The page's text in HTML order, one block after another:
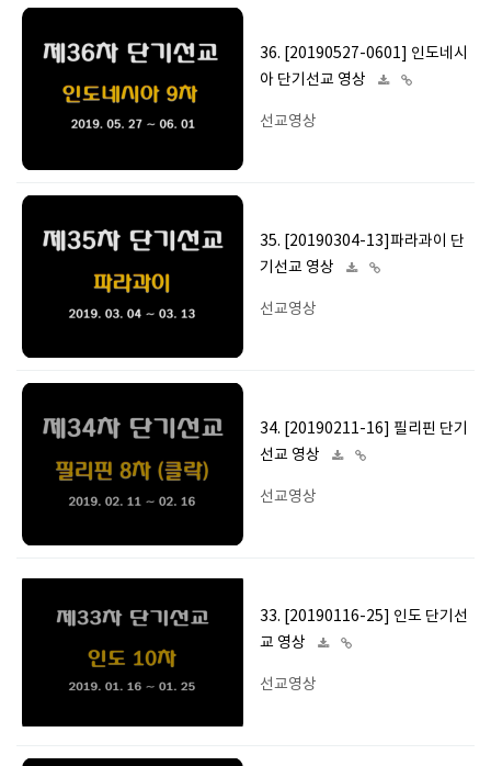
36. [20190527-0601] 인도네시
아 단기선교 영상
선교영상
35. [20190304-13]파라과이 단
기선교 영상
선교영상
34. [20190211-16] 필리핀 단기
선교 영상
선교영상
33. [20190116-25] 인도 단기선
교 영상
선교영상